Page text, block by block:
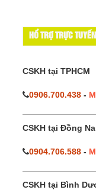
HỔ TRỢ TRỰC TUYẾN
CSKH tại TPHCM
0906.700.438 -
CSKH tại Đồng
0904.706.588 -
CSKH tại Bình